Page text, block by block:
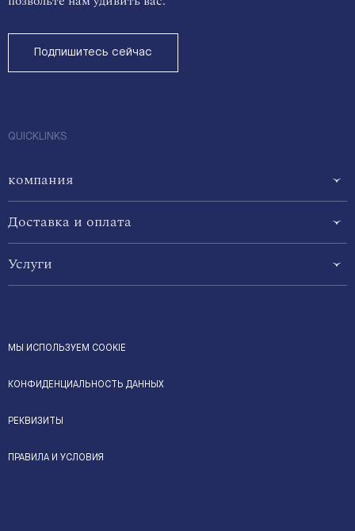
Подпишитесь сейчас
QUICKLINKS
компания
Доставка и оплата
Услуги
МЫ ИСПОЛЬЗУЕМ COOKIE
КОНФИДЕНЦИАЛЬНОСТЬ ДАННЫХ
РЕКВИЗИТЫ
ПРАВИЛА И УСЛОВИЯ